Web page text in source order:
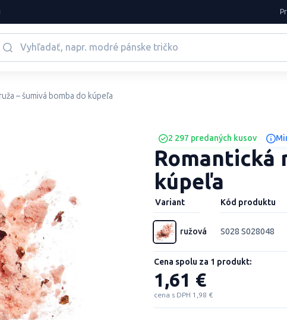
– šumivá bomba do kúpeľa
2 297 predaných kusov
Romantická
kúpeľa
Variant Kód produktu
ružová S028 S028048
Cena spolu za 1 produkt:
1,61 €
cena s DPH 1,98 €